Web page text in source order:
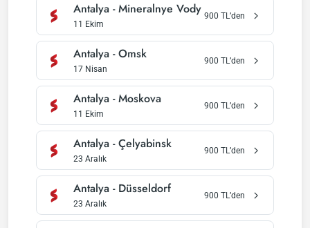
Antalya -Mineralnye Vody
11 Ekim
900 TL’den
Antalya -Omsk
17 Nisan
900 TL’den
Antalya -Moskova
11 Ekim
900 TL’den
Antalya -Çelyabinsk
23 Aralık
900 TL’den
Antalya - Düsseldorf
23 Aralık
900 TL’den